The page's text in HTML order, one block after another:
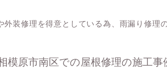
外装修理を得意としている為、雨漏り修理
模原市南区での屋根修理の施工事